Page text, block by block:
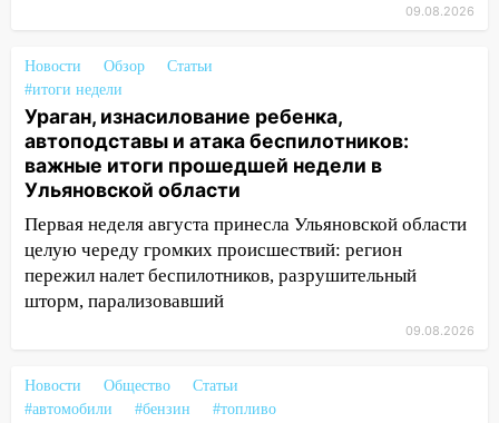
Внимание! В Цильнинском районе
08:11 На Ульяновск снова надвигается
непогода
07:30 Евро-3 вместо Евро-5: что
означают классы бензина и можно ли
заливать «старое» топливо в
современные автомобили
06:30
Какая погода будет в Ульяновской
области днем 9 августа
три знака получат шанс, который нельзя
упустить
09.08.2026
Новости Обзор
Статьи
#итоги недели
Ураган, изнасилование ребенка,
автоподставы и атака беспилотников:
важные итоги прошедшей недели в
Ульяновской области
Первая неделя августа принесла Ульяновской области
целую череду громких происшествий: регион
пережил налет беспилотников, разрушительный
шторм, парализовавший
09.08.2026
Новости Общество
Статьи
#автомобили
#бензин #топливо